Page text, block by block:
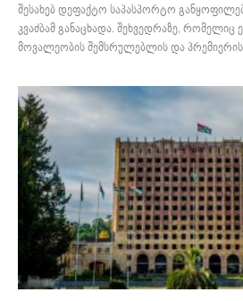
შესახებ დეფაქტო საპასპორტო
კვაძბამ განაცხადა. შეხვედრაზე, რომელიც
მოვალეობის შემსრულებლის და